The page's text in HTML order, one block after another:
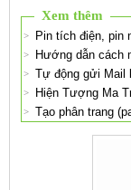
Xem thêm
Pin tích điện, pin
Hướng dẫn cách
Tự động gửi Mail
Hiện Tượng Ma
Tạo phân trang